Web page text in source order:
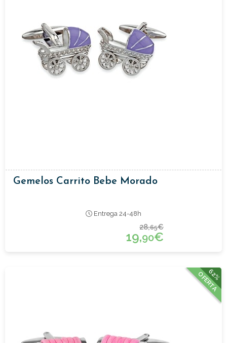
Gemelos Carrito Bebe Morado
Entrega 24-48h
28,65€
19,90€
62%
OFERTA